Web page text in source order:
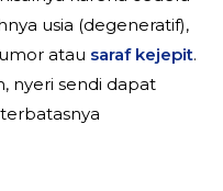
usia (degeneratif),
atau saraf kejepit.
nyeri sendi dapat